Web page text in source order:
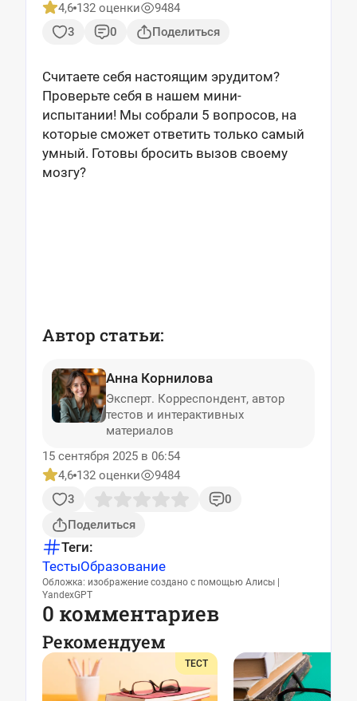
4,6 132 оценки
9484
3
0 Поделиться
Считаете себя настоящим эрудитом?
Проверьте себя в нашем мини-
испытании! Мы собрали 5 вопросов, на
которые сможет ответить только самый
умный. Готовы бросить вызов своему
мозгу?
Автор статьи:
Анна Корнилова
Эксперт. Корреспондент, автор
тестов и интерактивных
материалов
15 сентября 2025 в 06:54
4,6 132 оценки
9484
3
0
Поделиться
Теги:
ТестыОбразование
Обложка: изображение создано с помощью Алисы |
YandexGPT
0 комментариев
Рекомендуем
ТЕСТ